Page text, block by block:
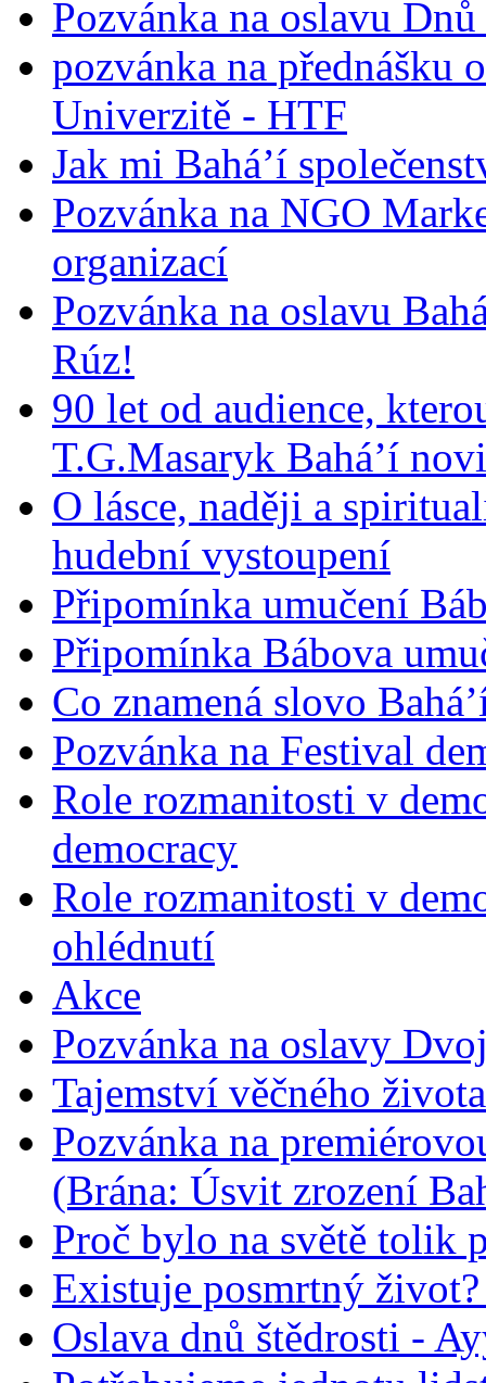
Pozvánka na oslavu
pozvánka na přednášku
Univerzitě - HTF
Jak mi Bahá’í
Pozvánka na NGO
organizací
Pozvánka na oslavu
Rúz!
90 let od audience,
T.G.Masaryk Bahá’í
O lásce, naději a
hudební vystoupení
Připomínka umučení
Připomínka Bábova
Co znamená slovo
Pozvánka na Festival
Role rozmanitosti v
democracy
Role rozmanitosti v
ohlédnutí
Akce
Pozvánka na oslavy
Tajemství věčného života
Pozvánka na
(Brána: Úsvit zrození
Proč bylo na světě tolik
Existuje posmrtný
Oslava dnů štědrosti -